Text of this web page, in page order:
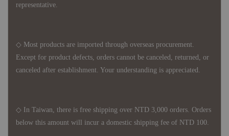
representative.
◇ Most products are imported through overseas procurement.
Except for product defects, orders cannot be canceled, returned, or
canceled after establishment. Your understanding is appreciated.
◇ In Taiwan, there is free shipping over NTD 3,000 orders. Orders
below this amount will incur a domestic shipping fee of NTD 100.